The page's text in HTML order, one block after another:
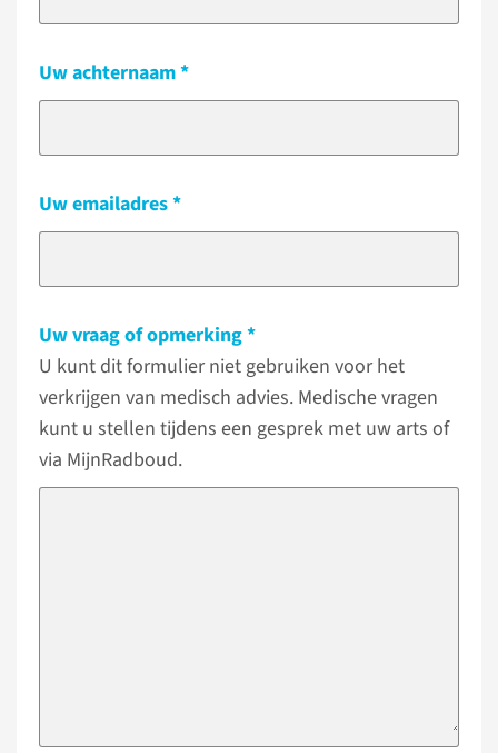
Uw achternaam
Uw emailadres
Uw vraag of opmerking
U kunt dit formulier niet gebruiken voor het
verkrijgen van medisch advies. Medische vragen
kunt u stellen tijdens een gesprek met uw arts of
via MijnRadboud.